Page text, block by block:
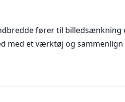
fører til billedsænkning
med et værktøj og sammenlign